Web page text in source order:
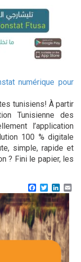
numérique pour
tunisiens! À partir
Tunisienne des
l’application
100 % digitale
simple, rapide et
? Fini le papier, les
Facebook
Twitter